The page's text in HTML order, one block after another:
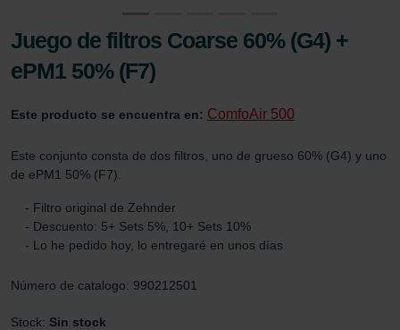
Juego de filtros Coarse 60% (G4) +
ePM1 50% (F7)
Este producto se encuentra en: ComfoAir 500
Este conjunto consta de dos filtros, uno de grueso 60% (G4) y uno
de ePM1 50% (F7).
- Filtro original de Zehnder
- Descuento: 5+ Sets 5%, 10+ Sets 10%
- Lo he pedido hoy, lo entregaré en unos días
Número de catalogo: 990212501
Stock: Sin stock